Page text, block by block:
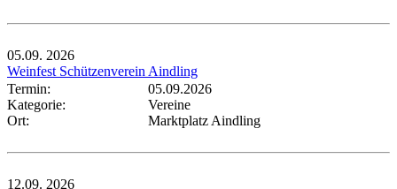
05.09. 2026
Weinfest Schützenverein Aindling
Termin:
05.09.2026
Kategorie:
Vereine
Ort:
Marktplatz Aindling
12.09. 2026